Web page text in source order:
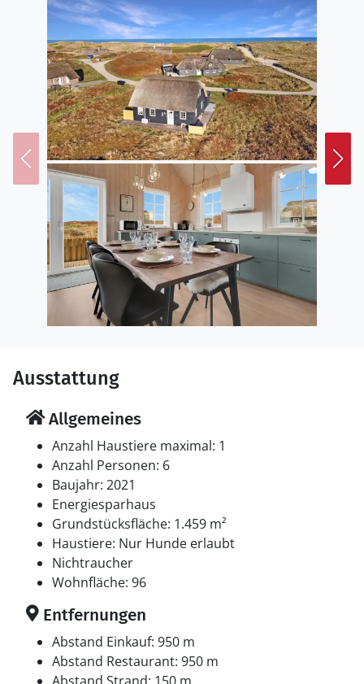
Ausstattung
Allgemeines
Anzahl Haustiere maximal: 1
Anzahl Personen: 6
Baujahr: 2021
Energiesparhaus
Grundstücksfläche: 1.459 m²
Haustiere: Nur Hunde erlaubt
Nichtraucher
Wohnfläche: 96
Entfernungen
Abstand Einkauf: 950 m
Abstand Restaurant: 950 m